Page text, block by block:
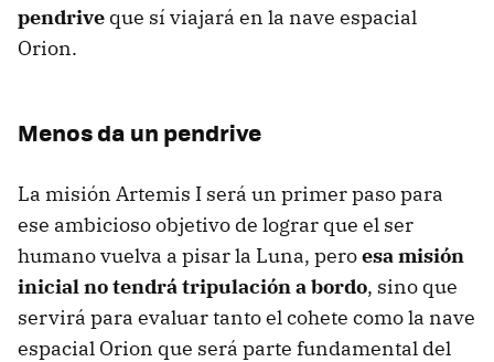
pendrive que sí viajará en la nave espacial
Orion.
Menos da un pendrive
La misión Artemis I será un primer paso para
ese ambicioso objetivo de lograr que el ser
humano vuelva a pisar la Luna, peroesa misión
inicial no tendrá tripulación a bordo, sino que
servirá para evaluar tanto el cohete como la nave
espacial Orion que será parte fundamental del